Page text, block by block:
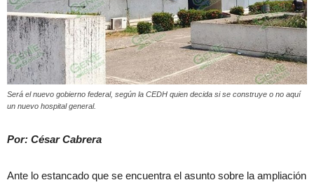
Será el nuevo gobierno federal, según la CEDH quien decida si se construye o no aquí
un nuevo hospital general.
Por: César Cabrera
Ante lo estancado que se encuentra el asunto sobre la ampliación